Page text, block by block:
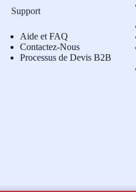
Support
Aide et FAQ
Contactez-Nous
Processus de Devis B2B